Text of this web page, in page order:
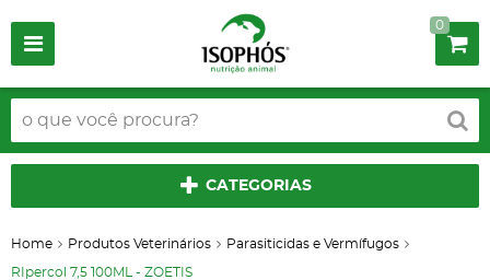
0
CATEGORIAS
Home Produtos Veterinários Parasiticidas e Vermífugos
RIpercol 7,5 100ML - ZOETIS